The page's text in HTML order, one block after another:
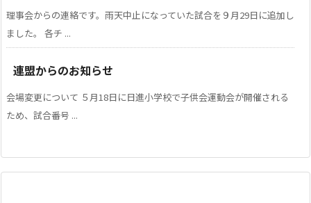
理事会からの連絡です。雨天中止になっていた試合を９月29日に追加し
ました。 各チ ...
連盟からのお知らせ
会場変更について ５月18日に日進小学校で子供会運動会が開催される
ため、試合番号 ...